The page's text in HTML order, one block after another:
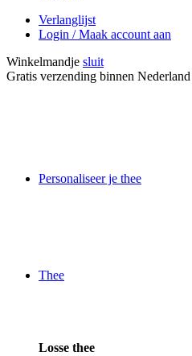
Verlanglijst
Login / Maak account aan
Winkelmandje sluit
Gratis verzending binnen
Personaliseer je thee
Thee
Losse thee